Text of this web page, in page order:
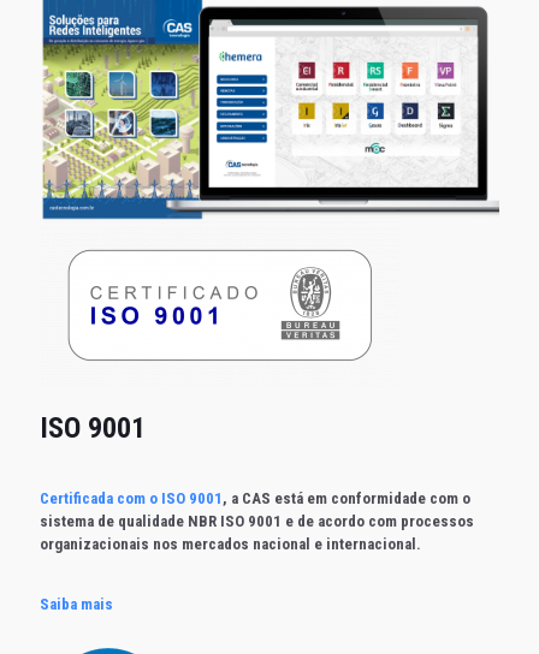
ISO 9001
Certificada com o ISO 9001 , a CAS está em conformidade com o
sistema de qualidade NBR ISO 9001 e de acordo com processos
organizacionais nos mercados nacional e internacional.
Saiba mais